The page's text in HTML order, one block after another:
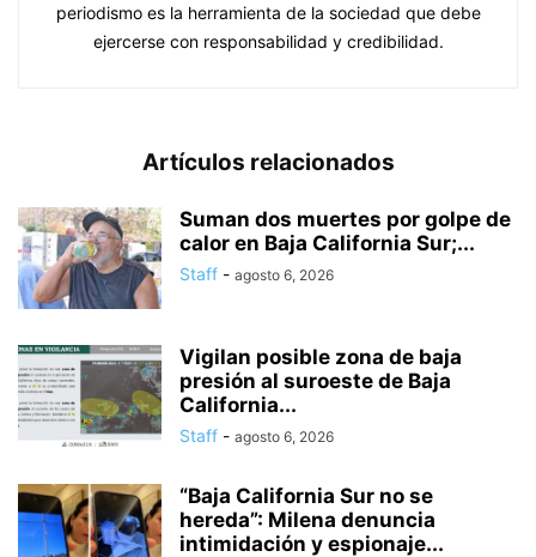
periodismo es la herramienta de la sociedad que debe
ejercerse con responsabilidad y credibilidad.
Artículos relacionados
Suman dos muertes por golpe de
calor en Baja California Sur;...
Staff - agosto 6, 2026
Vigilan posible zona de baja
presión al suroeste de Baja
California...
Staff - agosto 6, 2026
“Baja California Sur no se
hereda”: Milena denuncia
intimidación y espionaje...